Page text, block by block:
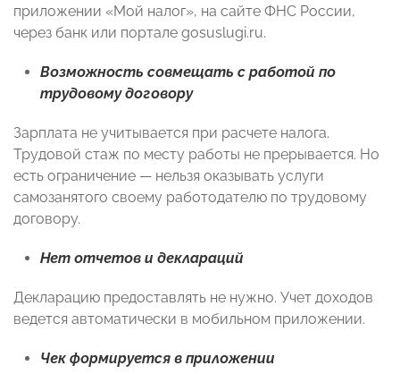
приложении «Мой налог», на сайте ФНС России,
через банк или портале gosuslugi.ru.
Возможность совмещать с работой по
трудовому договору
Зарплата не учитывается при расчете налога.
Трудовой стаж по месту работы не прерывается. Но
есть ограничение — нельзя оказывать услуги
самозанятого своему работодателю по трудовому
договору.
Нет отчетов и деклараций
Декларацию предоставлять не нужно. Учет доходов
ведется автоматически в мобильном приложении.
Чек формируется в приложении